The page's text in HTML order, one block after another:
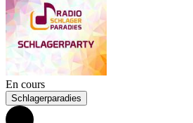
En cours
Schlagerparadies